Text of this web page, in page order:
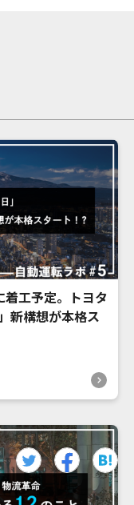
工予定。トヨタ
新構想が本格ス